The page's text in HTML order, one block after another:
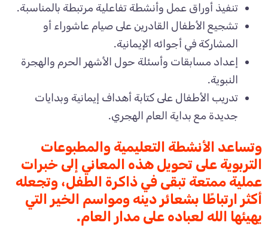
تنفيذ أوراق عمل وأنشطة تفاعلية مرتبطة بالمناسبة.
تشجيع الأطفال القادرين على صيام عاشوراء أو
المشاركة في أجوائه الإيمانية.
إعداد مسابقات وأسئلة حول الأشهر الحرم والهجرة
النبوية.
تدريب الأطفال على كتابة أهداف إيمانية وبدايات
جديدة مع بداية العام الهجري.
وتساعد الأنشطة التعليمية والمطبوعات
التربوية على تحويل هذه المعاني إلى خبرات
عملية ممتعة تبقى في ذاكرة الطفل، وتجعله
أكثر ارتباطًا بشعائر دينه ومواسم الخير التي
يهيئها الله لعباده على مدار العام.